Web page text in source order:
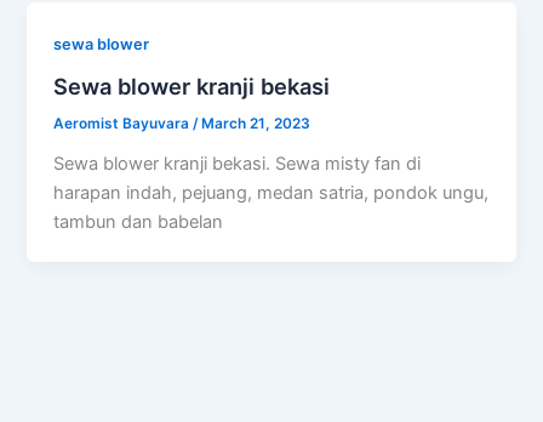
sewa blower
Sewa blower kranji bekasi
Aeromist Bayuvara /March 21, 2023
Sewa blower kranji bekasi. Sewa misty fan di
harapan indah, pejuang, medan satria, pondok ungu,
tambun dan babelan